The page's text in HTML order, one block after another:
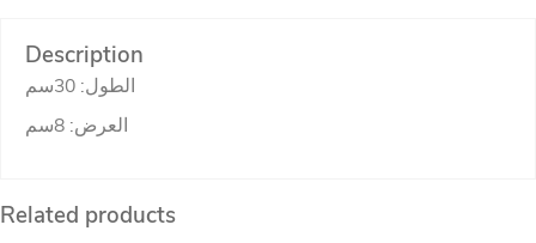
Description
الطول: 30سم
العرض: 8سم
Related products